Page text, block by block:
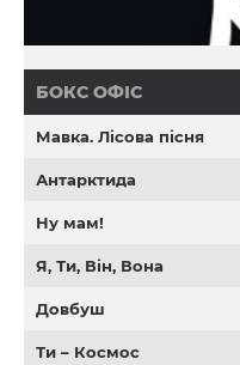
БОКС ОФІС
Мавка. Лісова пісня
Антарктида
Ну мам!
Я, Ти, Він, Вона
Довбуш
Ти – Космос